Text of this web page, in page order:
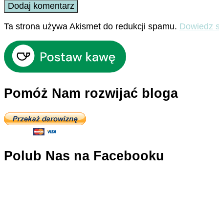
Ta strona używa Akismet do redukcji spamu. Dowiedz
Pomóż Nam rozwijać bloga
Polub Nas na Facebooku